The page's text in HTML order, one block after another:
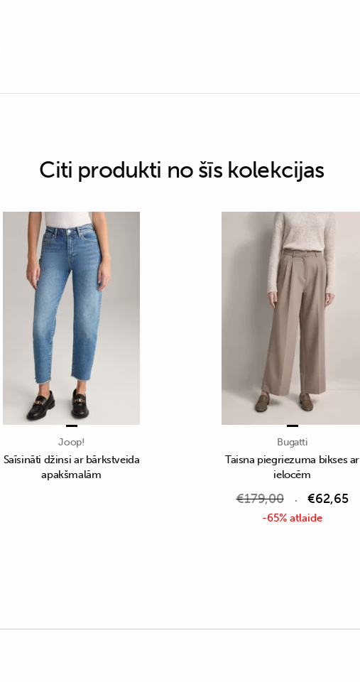
Citi produkti no šīs kolekcijas
Joop!
Saīsināti džinsi ar bārkstveida
apakšmalām
Bugatti
Taisna piegriezuma bikses ar
ielocēm
€179,00 €62,65
-65% atlaide